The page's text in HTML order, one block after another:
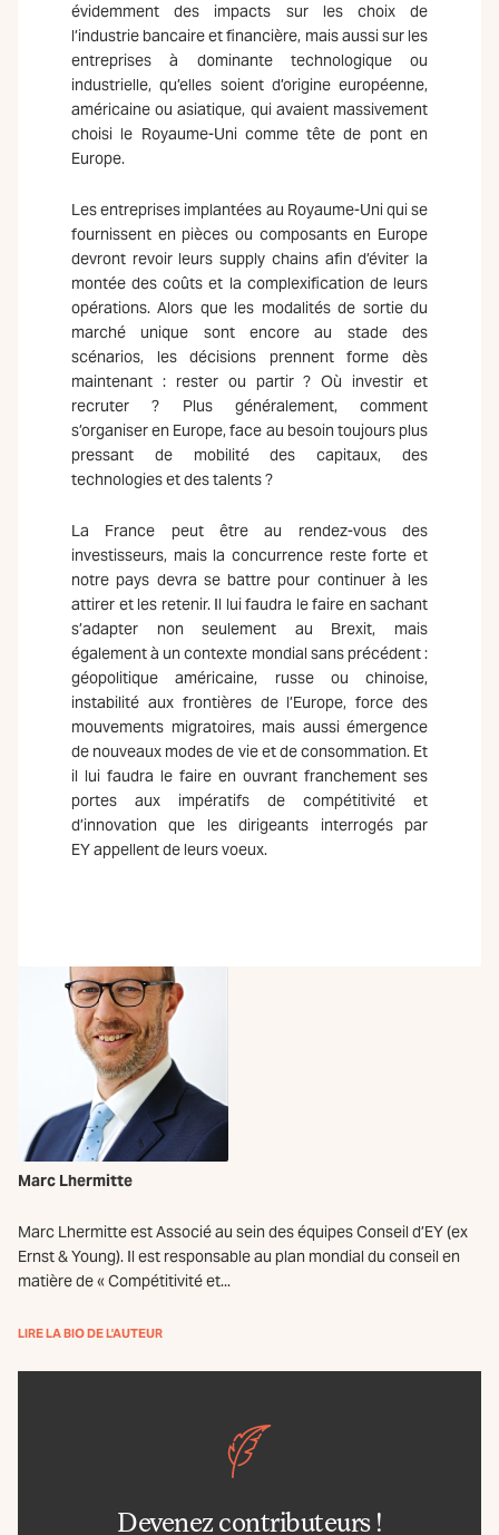
évidemment des impacts sur les choix de
l’industrie bancaire et financière, mais aussi sur les
entreprises à dominante technologique ou
industrielle, qu’elles soient d’origine européenne,
américaine ou asiatique, qui avaient massivement
choisi le Royaume-Uni comme tête de pont en
Europe.
Les entreprises implantées au Royaume-Uni qui se
fournissent en pièces ou composants en Europe
devront revoir leurs supply chains afin d’éviter la
montée des coûts et la complexification de leurs
opérations. Alors que les modalités de sortie du
marché unique sont encore au stade des
scénarios, les décisions prennent forme dès
maintenant : rester ou partir ? Où investir et
recruter ? Plus généralement, comment
s’organiser en Europe, face au besoin toujours plus
pressant de mobilité des capitaux, des
technologies et des talents ?
La France peut être au rendez-vous des
investisseurs, mais la concurrence reste forte et
notre pays devra se battre pour continuer à les
attirer et les retenir. Il lui faudra le faire en sachant
s’adapter non seulement au Brexit, mais
également à un contexte mondial sans précédent :
géopolitique américaine, russe ou chinoise,
instabilité aux frontières de l’Europe, force des
mouvements migratoires, mais aussi émergence
de nouveaux modes de vie et de consommation. Et
il lui faudra le faire en ouvrant franchement ses
portes aux impératifs de compétitivité et
d’innovation que les dirigeants interrogés par
EY appellent de leurs voeux.
Marc Lhermitte
Marc Lhermitte est Associé au sein des équipes Conseil d’EY (ex
Ernst & Young). Il est responsable au plan mondial du conseil en
matière de « Compétitivité et...
LIRE LA BIO DE L'AUTEUR
Devenez contributeurs !